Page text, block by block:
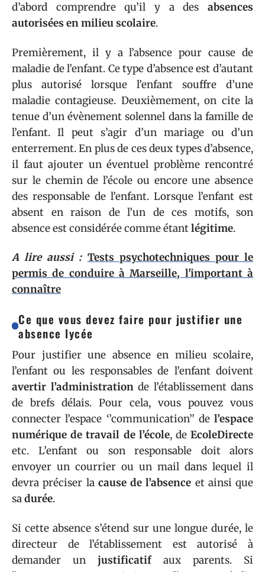
d’abord comprendre qu’il y a des absences
autorisées en milieu scolaire.
Premièrement, il y a l’absence pour cause de
maladie de l’enfant. Ce type d’absence est d’autant
plus autorisé lorsque l’enfant souffre d’une
maladie contagieuse. Deuxièmement, on cite la
tenue d’un évènement solennel dans la famille de
l’enfant. Il peut s’agir d’un mariage ou d’un
enterrement. En plus de ces deux types d’absence,
il faut ajouter un éventuel problème rencontré
sur le chemin de l’école ou encore une absence
des responsable de l’enfant. Lorsque l’enfant est
absent en raison de l’un de ces motifs, son
absence est considérée comme étantlégitime.
A lire aussi : Tests psychotechniques pour le
permis de conduire à Marseille, l'important à
connaître
Ce que vous devez faire pour justifier une
absence lycée
Pour justifier une absence en milieu scolaire,
l’enfant ou les responsables de l’enfant doivent
avertir l’administrationde l’établissement dans
de brefs délais. Pour cela, vous pouvez vous
connecter l’espace ‘’communication’’ de l’espace
numérique de travail de l’école, deEcoleDirecte
etc. L’enfant ou son responsable doit alors
envoyer un courrier ou un mail dans lequel il
devra préciser la cause de l’absence et ainsi que
sadurée.
Si cette absence s’étend sur une longue durée, le
directeur de l’établissement est autorisé à
demander un justificatifaux parents. Si